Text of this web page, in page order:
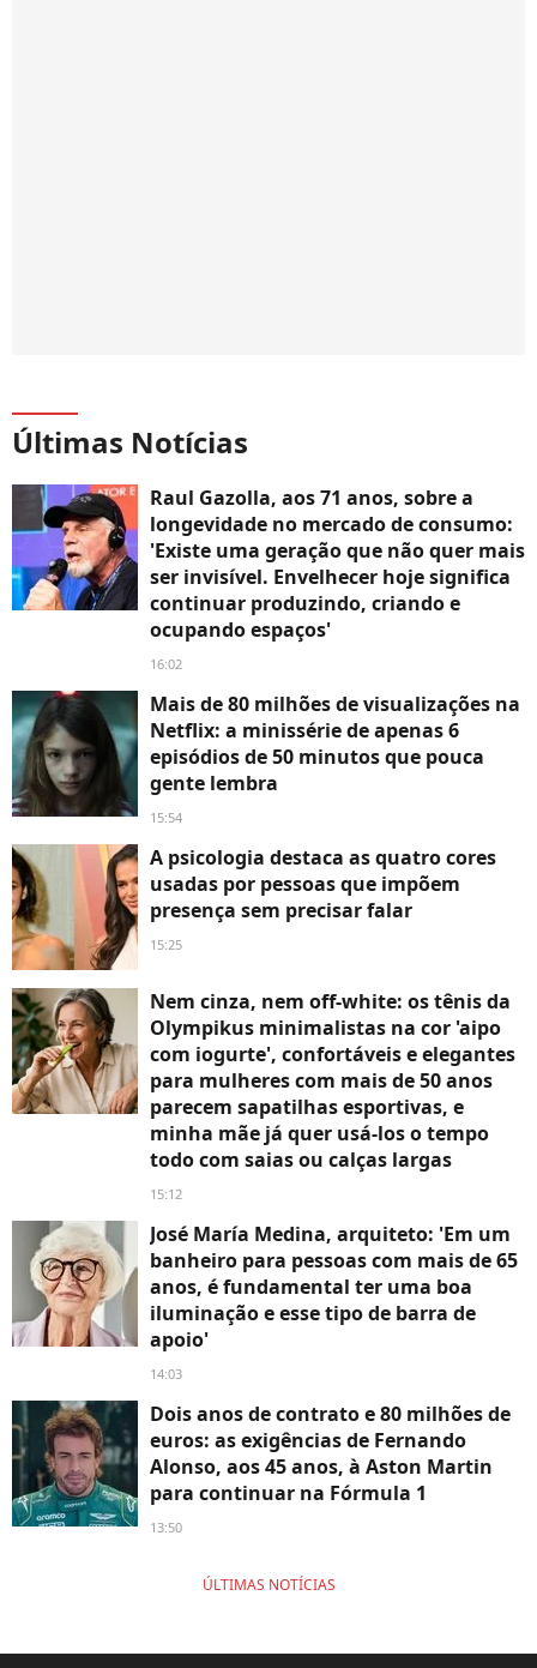
Últimas Notícias
Raul Gazolla, aos 71 anos, sobre a
longevidade no mercado de consumo:
'Existe uma geração que não quer mais
ser invisível. Envelhecer hoje significa
continuar produzindo, criando e
ocupando espaços'
16:02
Mais de 80 milhões de visualizações na
Netflix: a minissérie de apenas 6
episódios de 50 minutos que pouca
gente lembra
15:54
A psicologia destaca as quatro cores
usadas por pessoas que impõem
presença sem precisar falar
15:25
Nem cinza, nem off-white: os tênis da
Olympikus minimalistas na cor 'aipo
com iogurte', confortáveis e elegantes
para mulheres com mais de 50 anos
parecem sapatilhas esportivas, e
minha mãe já quer usá-los o tempo
todo com saias ou calças largas
15:12
José María Medina, arquiteto: 'Em um
banheiro para pessoas com mais de 65
anos, é fundamental ter uma boa
iluminação e esse tipo de barra de
apoio'
14:03
Dois anos de contrato e 80 milhões de
euros: as exigências de Fernando
Alonso, aos 45 anos, à Aston Martin
para continuar na Fórmula 1
13:50
ÚLTIMAS NOTÍCIAS